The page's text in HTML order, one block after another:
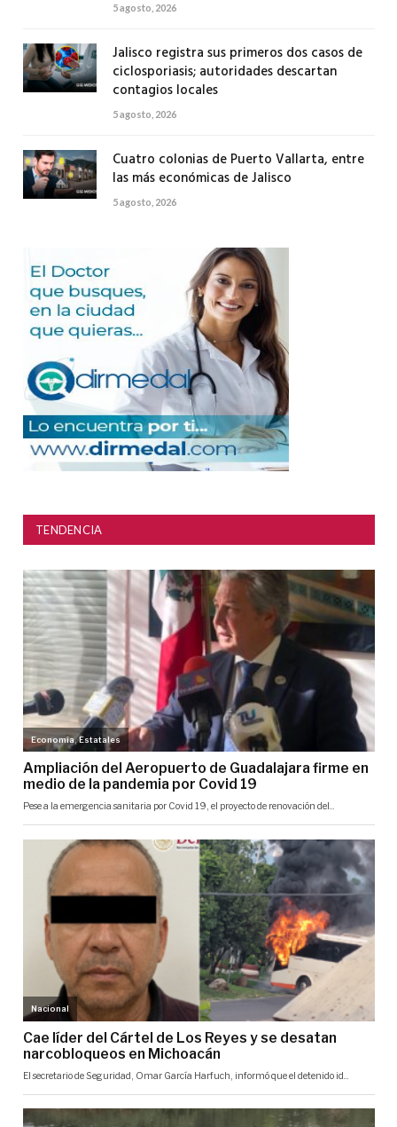
5 agosto, 2026
Jalisco registra sus primeros dos casos de
ciclosporiasis; autoridades descartan
contagios locales
5 agosto, 2026
Cuatro colonias de Puerto Vallarta, entre
las más económicas de Jalisco
5 agosto, 2026
TENDENCIA